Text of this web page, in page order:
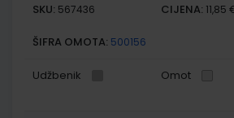
SKU: 567436 CIJENA: 11,85
ŠIFRA OMOTA: 500156
Udžbenik Omot